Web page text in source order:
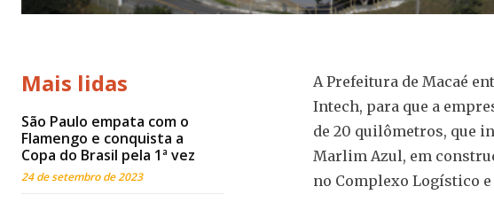
Mais lidas
São Paulo empata com o
Flamengo e conquista a
Copa do Brasil pela 1ª vez
24 de setembro de 2023
A Prefeitura de Macaé
Intech, para que a
de 20 quilômetros, que
Marlim Azul, em
no Complexo Logístico